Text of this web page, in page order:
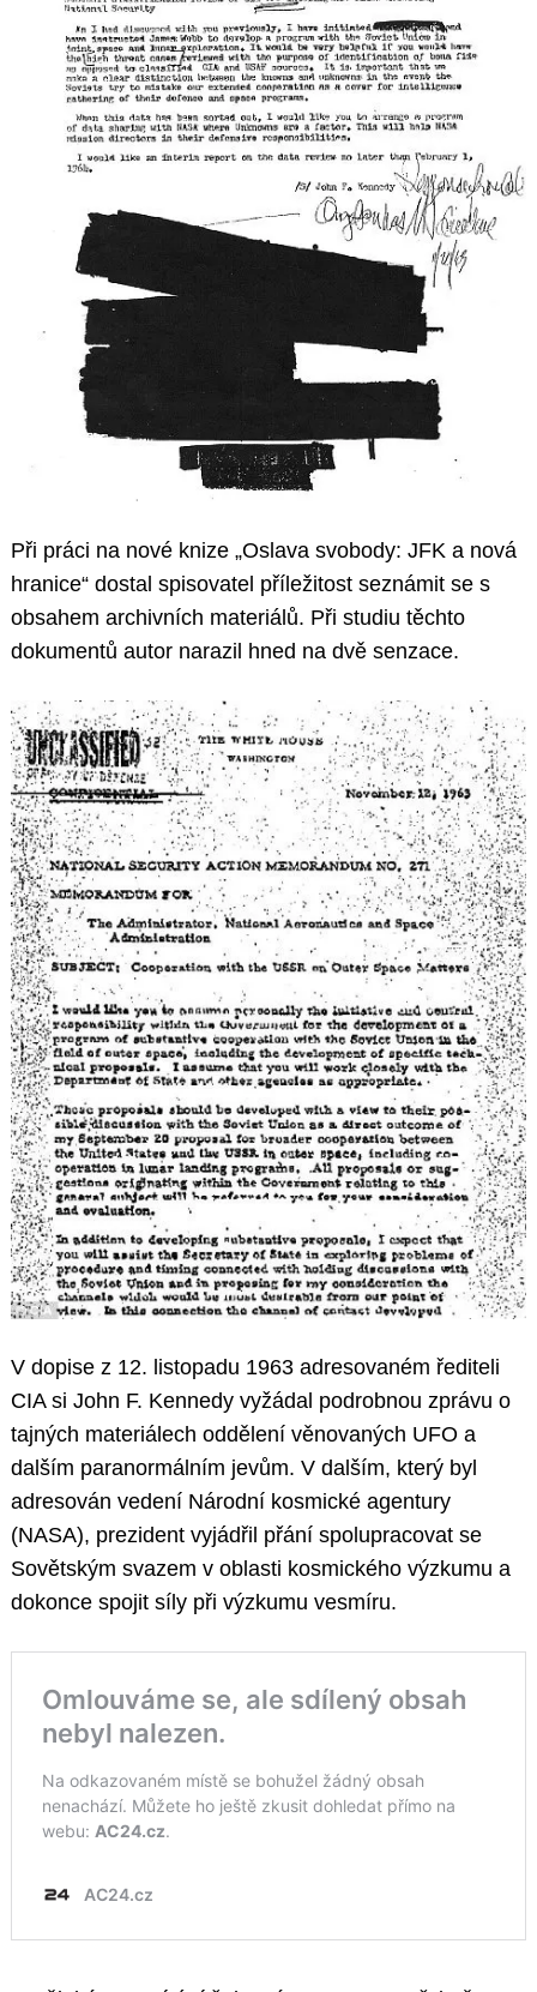
Při práci na nové knize „Oslava svobody: JFK a nová
hranice“ dostal spisovatel příležitost seznámit se s
obsahem archivních materiálů. Při studiu těchto
dokumentů autor narazil hned na dvě senzace.
V dopise z 12. listopadu 1963 adresovaném řediteli
CIA si John F. Kennedy vyžádal podrobnou zprávu o
tajných materiálech oddělení věnovaných UFO a
dalším paranormálním jevům. V dalším, který byl
adresován vedení Národní kosmické agentury
(NASA), prezident vyjádřil přání spolupracovat se
Sovětským svazem v oblasti kosmického výzkumu a
dokonce spojit síly při výzkumu vesmíru.